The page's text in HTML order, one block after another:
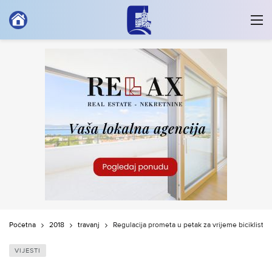
Početna 2018 travanj Regulacija prometa u petak za vrijeme
VIJESTI